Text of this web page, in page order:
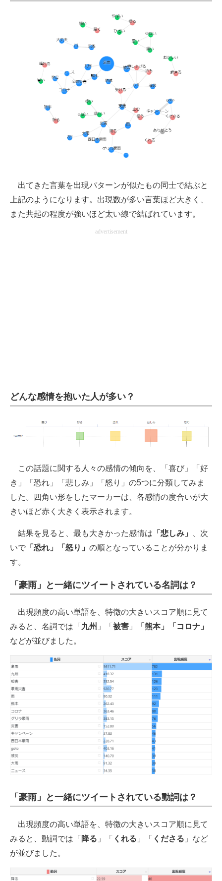
出てきた言葉を出現パターンが似たもの同士で結ぶと
上記のようになります。出現数が多い言葉ほど大きく、
また共起の程度が強いほど太い線で結ばれています。
advertisement
どんな感情を抱いた人が多い？
この話題に関する人々の感情の傾向を、「喜び」「好
き」「恐れ」「悲しみ」「怒り」の5つに分類してみま
した。四角い形をしたマーカーは、各感情の度合いが大
きいほど赤く大きく表示されます。
結果を見ると、最も大きかった感情は 「悲しみ」
、次
いで 「恐れ」「怒り」 の順となっていることが分かりま
す。
「豪雨」と一緒にツイートされている名詞は？
出現頻度の高い単語を、特徴の大きいスコア順に見て
みると、名詞では「 九州 」「 被害 」
「熊本」「コロナ」
などが並びました。
「豪雨」と一緒にツイートされている動詞は？
出現頻度の高い単語を、特徴の大きいスコア順に見て
みると、動詞では「 降る 」「 くれる 」「 くださる 」など
が並びました。